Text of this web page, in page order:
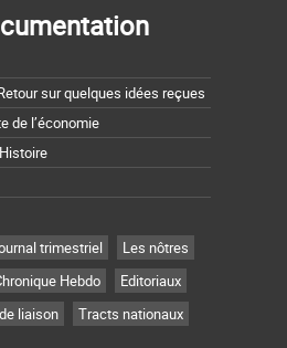
sur quelques idées reçues
de l’économie
trimestriel
Les nôtres
Hebdo
Editoriaux
liaison
Tracts nationaux